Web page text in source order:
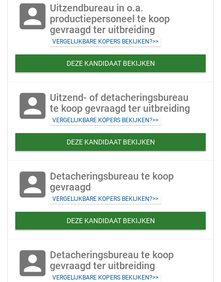
account_box Uitzendbureau in o.a.
productiepersoneel te koop
gevraagd ter uitbreiding
VERGELIJKBARE KOPERS BEKIJKEN?>>
DEZE KANDIDAAT BEKIJKEN
account_box Uitzend- of detacheringsbureau
te koop gevraagd ter uitbreiding
VERGELIJKBARE KOPERS BEKIJKEN?>>
DEZE KANDIDAAT BEKIJKEN
account_box Detacheringsbureau te koop
gevraagd
VERGELIJKBARE KOPERS BEKIJKEN?>>
DEZE KANDIDAAT BEKIJKEN
account_box Detacheringsbureau te koop
gevraagd ter uitbreiding
VERGELIJKBARE KOPERS BEKIJKEN?>>